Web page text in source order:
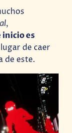
,
es
de caer
de este.